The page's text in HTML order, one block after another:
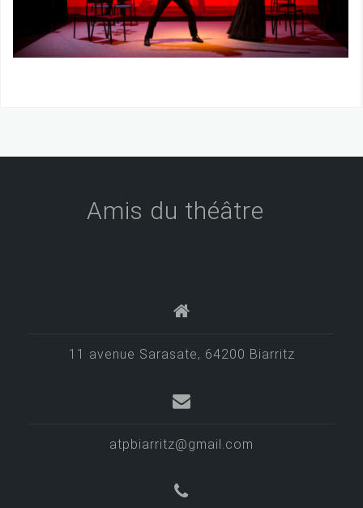
Amis du théâtre
11 avenue Sarasate, 64200 Biarritz
atpbiarritz@gmail.com